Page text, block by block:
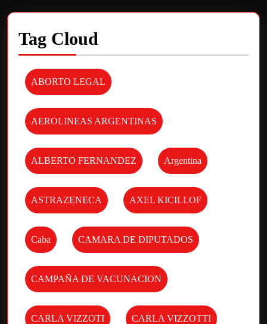
Tag Cloud
ABORTO LEGAL
AEROLINEAS ARGENTINAS
ALBERTO FERNANDEZ Argentina
ASTRAZENECA AXEL KICILLOF
Caba CAMARA DE DIPUTADOS
CAMPAÑA DE VACUNACION
CARLA VIZZOTI CARLA VIZZOTTI